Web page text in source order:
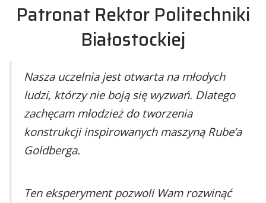
Patronat Rektor Politechniki
Białostockiej
Nasza uczelnia jest otwarta na młodych
ludzi, którzy nie boją się wyzwań. Dlatego
zachęcam młodzież do tworzenia
konstrukcji inspirowanych maszyną Rube’a
Goldberga.
Ten eksperyment pozwoli Wam rozwinąć